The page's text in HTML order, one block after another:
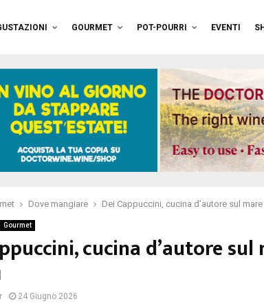
GOURMET POT-POURRI EVENTI
Dove mangiare Dei Cappuccini, cucina d’autore sul
Gourmet
cucina d’autore sul
24 Giugno 2026